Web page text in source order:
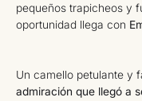
pequeños trapicheos y
oportunidad llega con
Un camello petulante y
admiración que llegó a